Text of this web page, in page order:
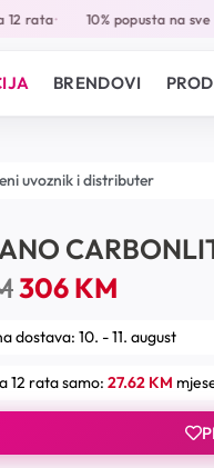
rata• 10% popusta na sve
BRENDOVI
uvoznik i distributer
306KM
dostava: 10. - 11. august
12 rata samo: 27.62 KM